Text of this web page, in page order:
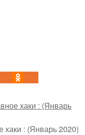
хаки : (Январь 2020)